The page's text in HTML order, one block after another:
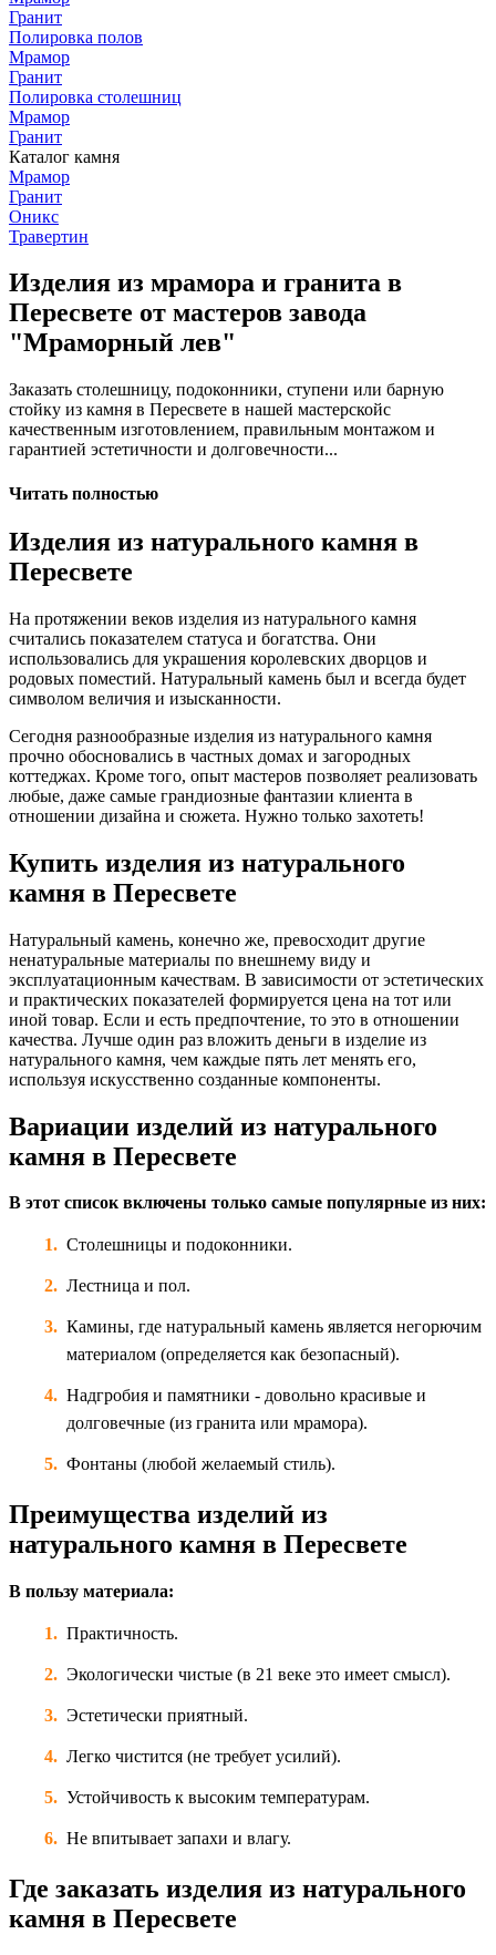
Гранит
Полировка полов
Мрамор
Гранит
Полировка столешниц
Мрамор
Гранит
Каталог камня
Мрамор
Гранит
Оникс
Травертин
Изделия из мрамора и гранита в
Пересвете от мастеров завода
"Мраморный лев"
Заказать столешницу, подоконники, ступени или барную
стойку из камня в Пересвете в нашей мастерскойс
качественным изготовлением, правильным монтажом и
гарантией эстетичности и долговечности...
Читать полностью
Изделия из натурального камня в
Пересвете
На протяжении веков изделия из натурального камня
считались показателем статуса и богатства. Они
использовались для украшения королевских дворцов и
родовых поместий. Натуральный камень был и всегда будет
символом величия и изысканности.
Сегодня разнообразные изделия из натурального камня
прочно обосновались в частных домах и загородных
коттеджах. Кроме того, опыт мастеров позволяет реализовать
любые, даже самые грандиозные фантазии клиента в
отношении дизайна и сюжета. Нужно только захотеть!
Купить изделия из натурального
камня в Пересвете
Натуральный камень, конечно же, превосходит другие
ненатуральные материалы по внешнему виду и
эксплуатационным качествам. В зависимости от эстетических
и практических показателей формируется цена на тот или
иной товар. Если и есть предпочтение, то это в отношении
качества. Лучше один раз вложить деньги в изделие из
натурального камня, чем каждые пять лет менять его,
используя искусственно созданные компоненты.
Вариации изделий из натурального
камня в Пересвете
В этот список включены только самые популярные из них:
Столешницы и подоконники.
Лестница и пол.
Камины, где натуральный камень является негорючим
материалом (определяется как безопасный).
Надгробия и памятники - довольно красивые и
долговечные (из гранита или мрамора).
Фонтаны (любой желаемый стиль).
Преимущества изделий из
натурального камня в Пересвете
В пользу материала:
Практичность.
Экологически чистые (в 21 веке это имеет смысл).
Эстетически приятный.
Легко чистится (не требует усилий).
Устойчивость к высоким температурам.
Не впитывает запахи и влагу.
Где заказать изделия из натурального
камня в Пересвете